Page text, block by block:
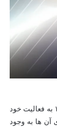
صرافی هات بیت، پلتفرمی که زمانی بسیاری از کاربران ایرانی از آن استفاده می کردند، در خرداد ۱۴۰۲ به فعالیت خود
آن ها به وجود